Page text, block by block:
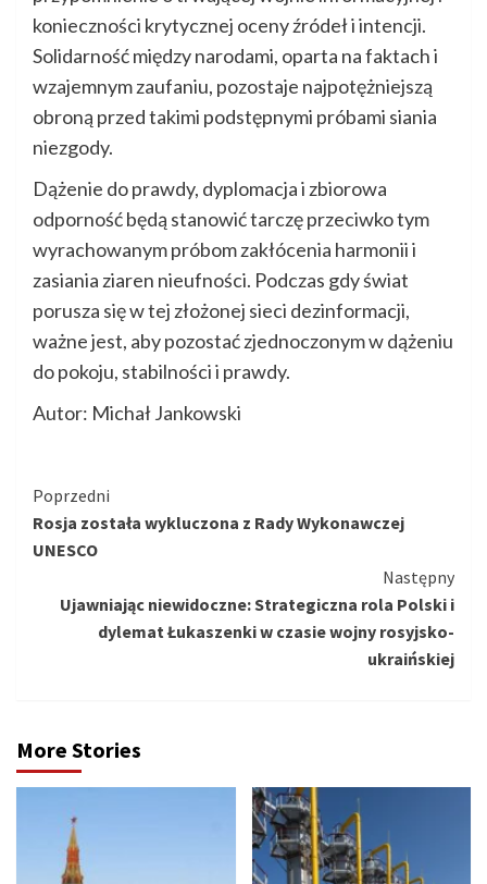
konieczności krytycznej oceny źródeł i intencji.
Solidarność między narodami, oparta na faktach i
wzajemnym zaufaniu, pozostaje najpotężniejszą
obroną przed takimi podstępnymi próbami siania
niezgody.
Dążenie do prawdy, dyplomacja i zbiorowa
odporność będą stanowić tarczę przeciwko tym
wyrachowanym próbom zakłócenia harmonii i
zasiania ziaren nieufności. Podczas gdy świat
porusza się w tej złożonej sieci dezinformacji,
ważne jest, aby pozostać zjednoczonym w dążeniu
do pokoju, stabilności i prawdy.
Autor: Michał Jankowski
Kontynuuj
czytanie
Poprzedni
Rosja została wykluczona z Rady Wykonawczej
UNESCO
Następny
Ujawniając niewidoczne: Strategiczna rola Polski i
dylemat Łukaszenki w czasie wojny rosyjsko-
ukraińskiej
More Stories